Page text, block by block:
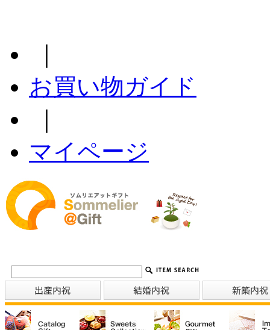
お買い物ガイド
マイページ